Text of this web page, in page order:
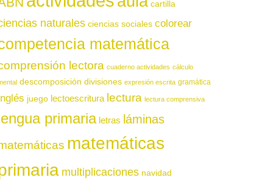
cartilla
naturales ciencias sociales colorear
matemática
lectora cuaderno actividades cálculo
descomposición divisiones expresión escrita gramática
juego lectoescritura lectura lectura comprensiva
primaria letras láminas
matemáticas
multiplicaciones navidad